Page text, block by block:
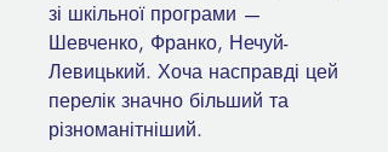
зі шкільної програми —
Шевченко, Франко, Нечуй-
Левицький. Хоча насправді цей
перелік значно більший та
різноманітніший.